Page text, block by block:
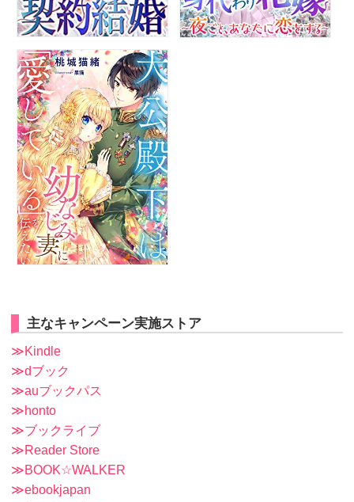
主なキャンペーン実施ストア
≫Kindle
≫dブック
≫auブックパス
≫honto
≫ブックライブ
≫Reader Store
≫BOOK☆WALKER
≫ebookjapan